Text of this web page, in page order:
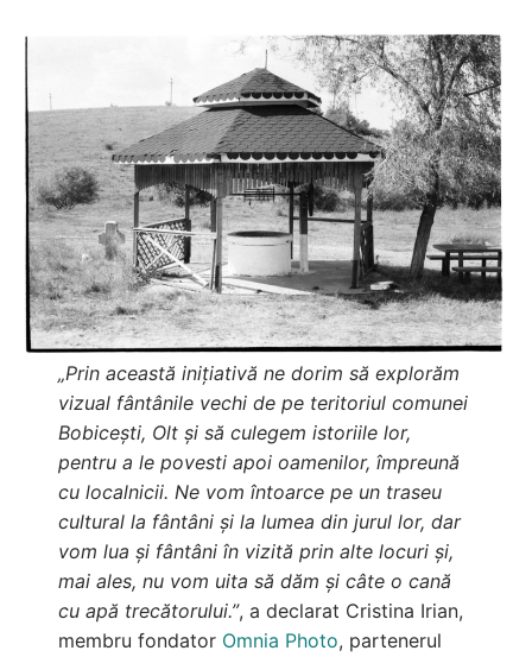
„Prin această inițiativă ne dorim să explorăm
vizual fântânile vechi de pe teritoriul comunei
Bobicești, Olt și să culegem istoriile lor,
pentru a le povesti apoi oamenilor, împreună
cu localnicii. Ne vom întoarce pe un traseu
cultural la fântâni și la lumea din jurul lor, dar
vom lua și fântâni în vizită prin alte locuri și,
mai ales, nu vom uita să dăm și câte o cană
cu apă trecătorului.”, a declarat Cristina Irian,
membru fondator Omnia Photo, partenerul